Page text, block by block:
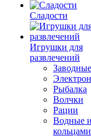
Сладости
Игрушки для
развлечений
Рыбалка
Волчки
Рации
Водные
кольцами